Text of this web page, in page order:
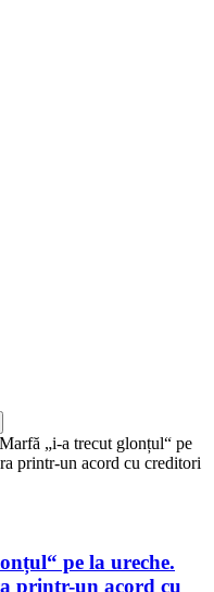
„i-a trecut glonțul“ pe
printr-un acord cu creditori
pe la ureche.
printr-un acord cu